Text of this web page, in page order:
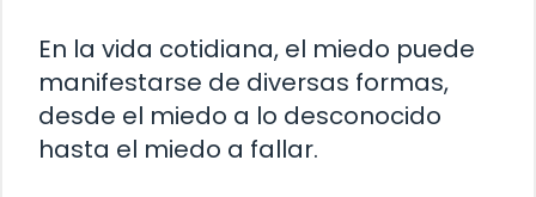
En la vida cotidiana, el miedo puede
manifestarse de diversas formas,
desde el miedo a lo desconocido
hasta el miedo a fallar.